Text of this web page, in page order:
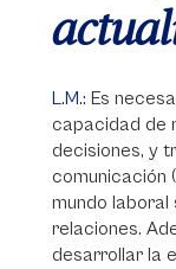
L.M.: Es
capacidad de
decisiones, y
comunicación
mundo laboral
relaciones.
desarrollar la